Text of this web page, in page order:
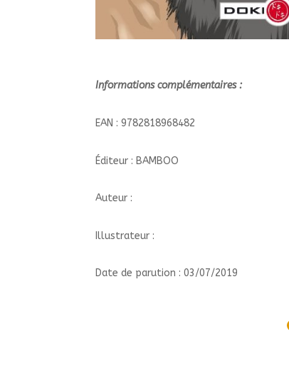
Informations complémentaires :
EAN : 9782818968482
Éditeur : BAMBOO
Auteur :
Illustrateur :
Date de parution : 03/07/2019